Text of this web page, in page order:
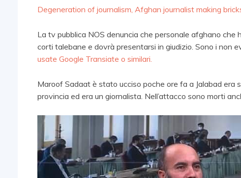
Degeneration of journalism, Afghan journalist making
La tv pubblica NOS denuncia che personale afghano
corti talebane e dovrà presentarsi in giudizio. Sono i non
usate Google Transiate o similari.
Maroof Sadaat è stato ucciso poche ore fa a Jalabad
provincia ed era un giornalista. Nell’attacco sono morti